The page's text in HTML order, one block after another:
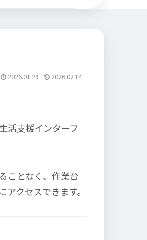
2026.01.29 2026.02.14
活支援インターフ
ことなく、作業台
クセスできます。